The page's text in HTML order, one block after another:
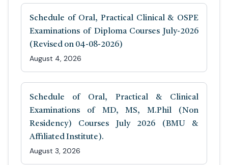
Schedule of Oral, Practical Clinical & OSPE
Examinations of Diploma Courses July-2026
(Revised on 04-08-2026)
August 4, 2026
Schedule of Oral, Practical & Clinical
Examinations of MD, MS, M.Phil (Non
Residency) Courses July 2026 (BMU &
Affiliated Institute).
August 3, 2026